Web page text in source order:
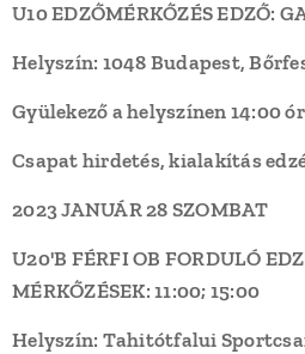
U10 EDZŐMÉRKŐZÉS EDZŐ:
Helyszín: 1048 Budapest,
Gyülekező a helyszínen 14:00
Csapat hirdetés, kialakítás
2023 JANUÁR 28 SZOMBAT
U20'B FÉRFI OB FORDULÓ
MÉRKŐZÉSEK: 11:00; 15:00
Helyszín: Tahitótfalui